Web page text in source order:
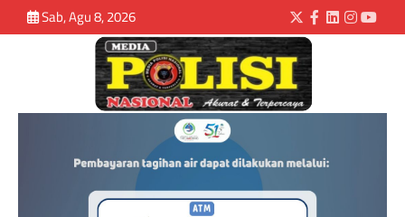
Sab, Agu 8, 2026